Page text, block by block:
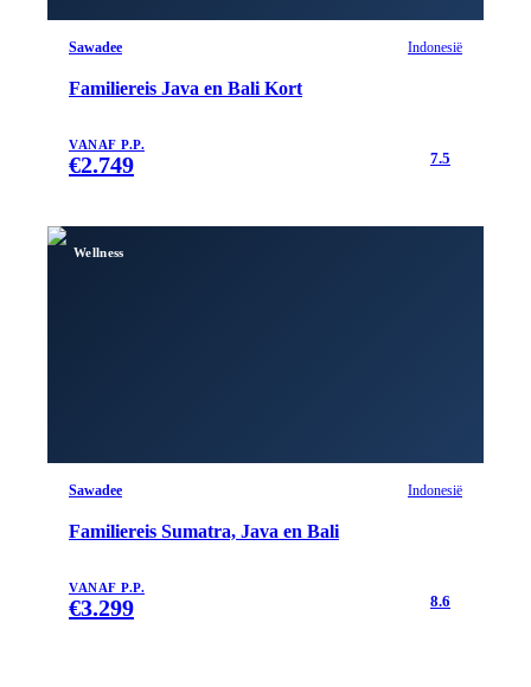
Sawadee Indonesië
Familiereis Java en Bali Kort
VANAF P.P.
€2.749 7.5
Wellness
Sawadee Indonesië
Familiereis Sumatra, Java en Bali
VANAF P.P.
€3.299 8.6